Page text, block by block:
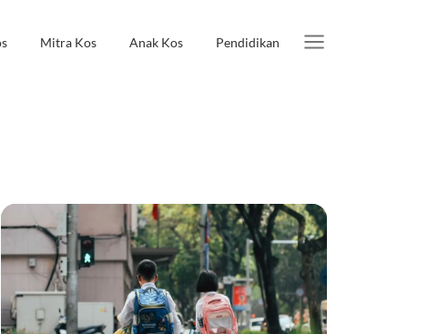
Mitra Kos Anak Kos Pendidikan